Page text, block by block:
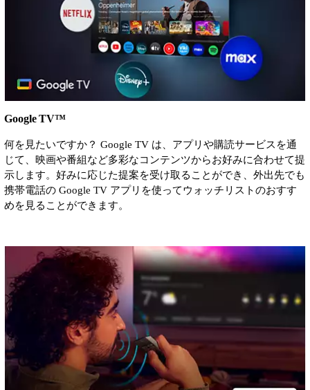
Google TV™
何を見たいですか？ Google TV は、アプリや購読サービスを通
じて、映画や番組など多彩なコンテンツからお好みに合わせて提
示します。好みに応じた提案を受け取ることができ、外出先でも
携帯電話の Google TV アプリを使ってウォッチリストのおすす
めを見ることができます。